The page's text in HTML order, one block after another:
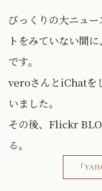
びっくりの大ニュ
トをみていない間
です。
veroさんとiChatを
いました。
その後、Flickr
る。
「